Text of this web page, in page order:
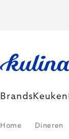
Brands Keuken
Home Dineren